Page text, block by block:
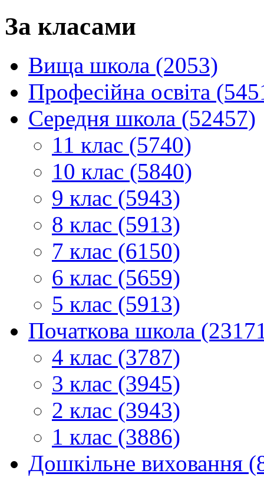
За класами
Вища школа (2053)
Професійна освіта
Середня школа (52457)
11 клас (5740)
10 клас (5840)
9 клас (5943)
8 клас (5913)
7 клас (6150)
6 клас (5659)
5 клас (5913)
Початкова школа
4 клас (3787)
3 клас (3945)
2 клас (3943)
1 клас (3886)
Дошкільне виховання